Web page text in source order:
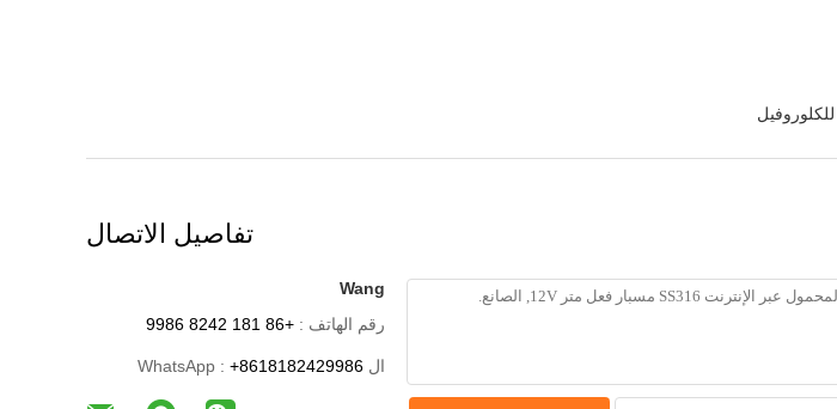
تفاصيل الاتصال
Wang
رقم الهاتف : +86 181 8242 9986
ال WhatsApp : +8618182429986